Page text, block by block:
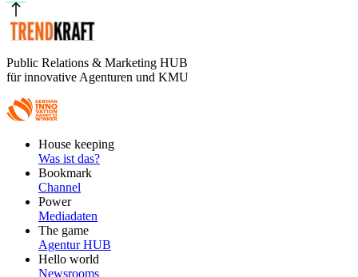
Public Relations & Marketing HUB
für innovative Agenturen und KMU
FooterHouse keeping
Was ist das?
Bookmark
Channel
Power
Mediadaten
The game
Agentur HUB
Hello world
Newsrooms